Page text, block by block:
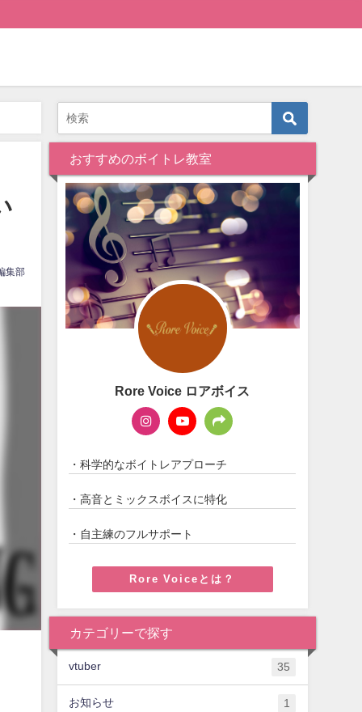
集部
おすすめのボイトレ教室
Rore Voice ロアボイス
・科学的なボイトレアプローチ
・高音とミックスボイスに特化
・自主練のフルサポート
Rore Voiceとは？
カテゴリーで探す
vtuber 35
お知らせ 1